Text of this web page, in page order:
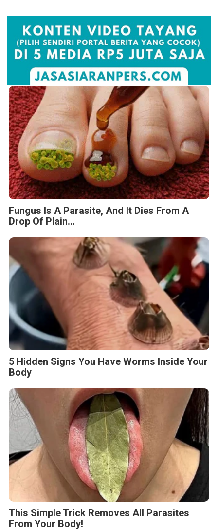
Fungus Is A Parasite, And It Dies From A
Drop Of Plain...
5 Hidden Signs You Have Worms Inside Your
Body
This Simple Trick Removes All Parasites
From Your Body!